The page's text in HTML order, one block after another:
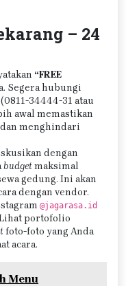
– 24
“FREE
Segera hubungi
34444-31 atau
awal memastikan
dan menghindari
dengan
budgetmaksimal
gedung. Ini akan
dengan vendor.
@jagarasa.id
portofolio
foto-foto yang Anda
acara.
Menu